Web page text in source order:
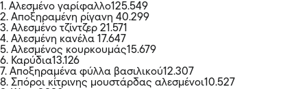
1. Aλεσμένο γαρίφαλλο125.549
2. Aποξηραμένη ρίγανη 40.299
3. Αλεσμένο τζίντζερ 21.571
4. Αλεσμένη κανέλα 17.647
5. Αλεσμένος κουρκουμάς15.679
6. Καρύδια13.126
7. Αποξηραμένα φύλλα βασιλικού12.307
8. Σπόροι κίτρινης μουστάρδας αλεσμένοι10.527